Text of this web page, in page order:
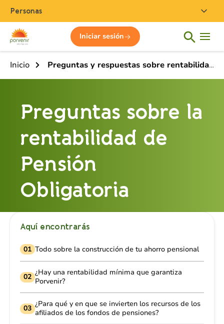
Personas
Iniciar sesión
Inicio Preguntas y respuestas sobre rentabilidades de pensión obligatoria
Preguntas sobre la
rentabilidad de
Pensión
Obligatoria
Aquí encontrarás
01 Todo sobre la construcción de tu ahorro pensional
02 ¿Hay una rentabilidad mínima que garantiza
Porvenir?
03 ¿Para qué y en que se invierten los recursos de los
afiliados de los fondos de pensiones?